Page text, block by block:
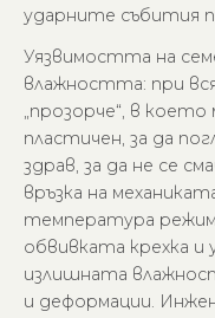
ударните събития
Уязвимостта на
влажността: при
„прозорче“, в
пластичен, за да
здрав, за да не се
връзка на
температура
обвивката крехка и
излишната
и деформации.